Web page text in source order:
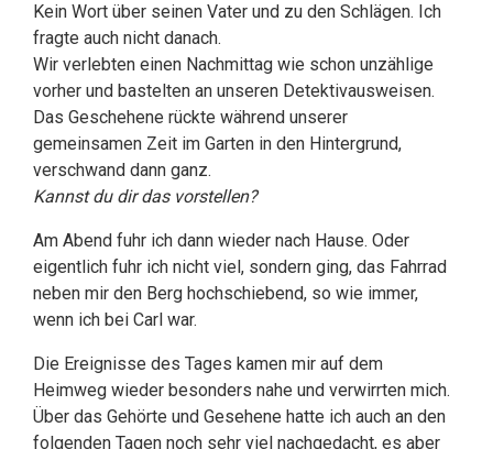
Kein Wort über seinen Vater und zu den Schlägen. Ich
fragte auch nicht danach.
Wir verlebten einen Nachmittag wie schon unzählige
vorher und bastelten an unseren Detektivausweisen.
Das Geschehene rückte während unserer
gemeinsamen Zeit im Garten in den Hintergrund,
verschwand dann ganz.
Kannst du dir das vorstellen?
Am Abend fuhr ich dann wieder nach Hause. Oder
eigentlich fuhr ich nicht viel, sondern ging, das Fahrrad
neben mir den Berg hochschiebend, so wie immer,
wenn ich bei Carl war.
Die Ereignisse des Tages kamen mir auf dem
Heimweg wieder besonders nahe und verwirrten mich.
Über das Gehörte und Gesehene hatte ich auch an den
folgenden Tagen noch sehr viel nachgedacht, es aber